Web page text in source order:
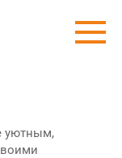
уютным,